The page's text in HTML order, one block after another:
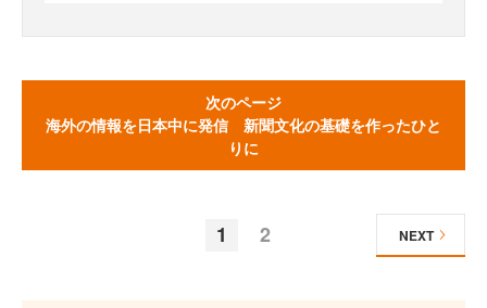
次のページ
海外の情報を日本中に発信 新聞文化の基礎を作ったひと
りに
1 2 NEXT